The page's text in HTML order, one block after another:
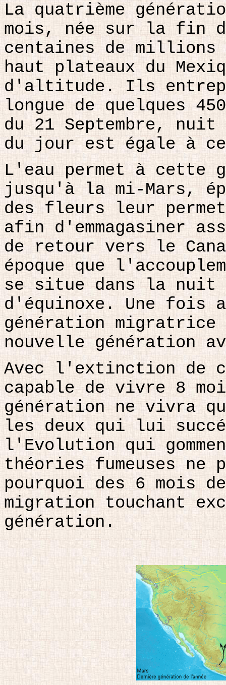
Laquatrième
mois, née sur la fin
centaines de millions
haut plateaux du
d'altitude. Ils
longue de quelques
du 21 Septembre,
du jour est égale à
L'eau permet à cette
jusqu'à la mi-Mars,
des fleurs leur
afin d'emmagasiner
de retour vers le
époque que
se situe dans la
d'équinoxe. Une fois
génération migratrice
nouvelle génération
Avec l'extinction de
capable de vivre 8
génération ne vivra
les deux qui lui
l'Evolution qui
théories fumeuses ne
pourquoi des 6 mois
migration touchant
génération.